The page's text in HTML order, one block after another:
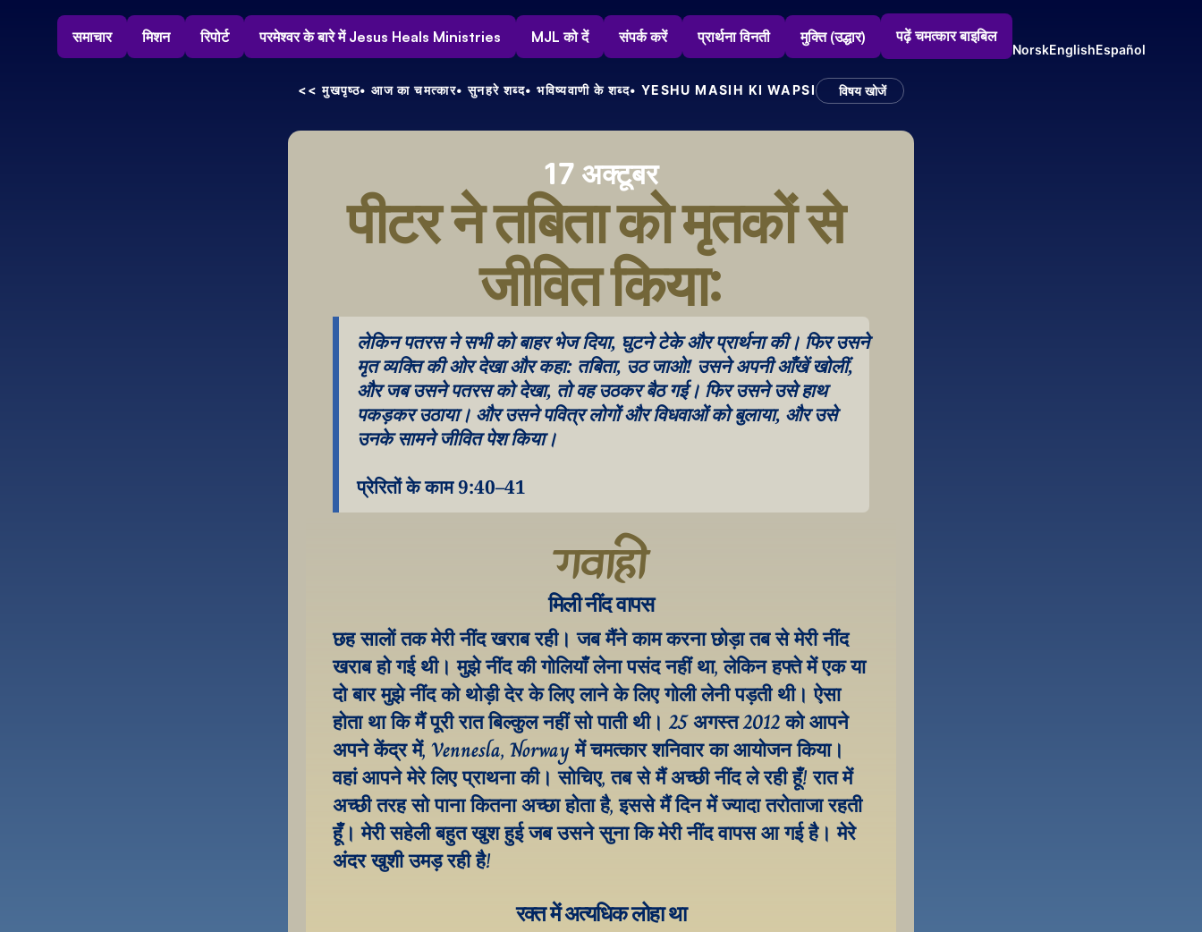
समाचार मिशन रिपोर्ट परमेश्वर के बारे में Jesus Heals Ministries MJL को दें संपर्क करें प्रार्थना विनती मुक्ति (उद्धार) पढ़ें चमत्कार बाइबिल
NorskEnglishEspañol
<< मुखपृष्ठ• आज का चमत्कार• सुनहरे शब्द• भविष्यवाणी के शब्द• YESHU MASIH KI WAPSI विषय खोजें
17 अक्टूबर
पीटर ने तबिता को मृतकों से
जीवित किया:
लेकिन पतरस ने सभी को बाहर भेज दिया, घुटने टेके और प्रार्थना की। फिर उसने
मृत व्यक्ति की ओर देखा और कहा: तबिता, उठ जाओ! उसने अपनी आँखें खोलीं,
और जब उसने पतरस को देखा, तो वह उठकर बैठ गई। फिर उसने उसे हाथ
पकड़कर उठाया। और उसने पवित्र लोगों और विधवाओं को बुलाया, और उसे
उनके सामने जीवित पेश किया।
प्रेरितों के काम 9:40–41
गवाही
मिली नींद वापस
छह सालों तक मेरी नींद खराब रही। जब मैंने काम करना छोड़ा तब से मेरी नींद
खराब हो गई थी। मुझे नींद की गोलियाँ लेना पसंद नहीं था, लेकिन हफ्ते में एक या
दो बार मुझे नींद को थोड़ी देर के लिए लाने के लिए गोली लेनी पड़ती थी। ऐसा
होता था कि मैं पूरी रात बिल्कुल नहीं सो पाती थी। 25 अगस्त 2012 को आपने
अपने केंद्र में, Vennesla, Norway में चमत्कार शनिवार का आयोजन किया।
वहां आपने मेरे लिए प्राथना की। सोचिए, तब से मैं अच्छी नींद ले रही हूँ! रात में
अच्छी तरह सो पाना कितना अच्छा होता है, इससे मैं दिन में ज्यादा तरोताजा रहती
हूँ। मेरी सहेली बहुत खुश हुई जब उसने सुना कि मेरी नींद वापस आ गई है। मेरे
अंदर खुशी उमड़ रही है!
रक्त में अत्यधिक लोहा था